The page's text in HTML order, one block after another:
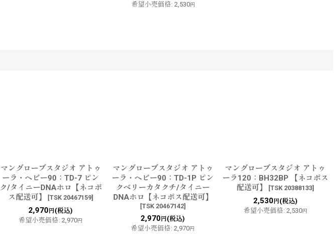
希望小売価格: 2,530円
マングローブスタジオ アトゥ
ーラ・ヘビー90：TD-7 ピン
ク/タイニーDNAホロ【ネコポ
ス配送可】
[TSK 20467159]
2,970 円(税込)
希望小売価格: 2,970円
マングローブスタジオ アトゥ
ーラ・ヘビー90：TD-1P ピン
クベリーカタクチ/タイニー
DNAホロ【ネコポス配送可】
[TSK 20467142]
2,970 円(税込)
希望小売価格: 2,970円
マングローブスタジオ アトゥ
ーラ120：BH32BP 【ネコポス
配送可】
[TSK 20388133]
2,530円(税込)
希望小売価格: 2,530円